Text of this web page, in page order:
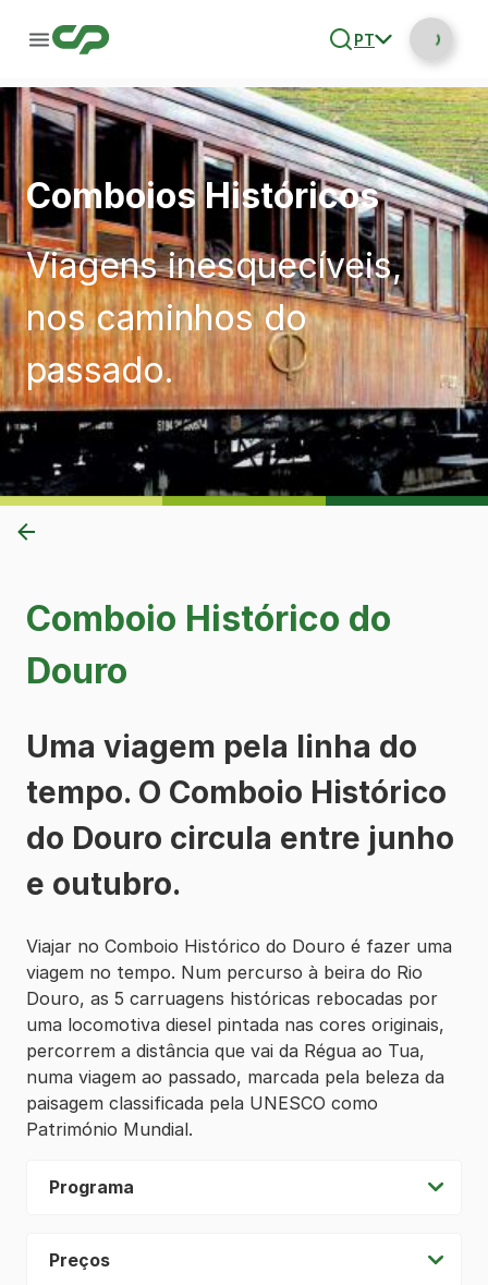
PT
Comboios Históricos
Viagens inesquecíveis,
nos caminhos do
passado.
Comboio Histórico do
Douro
Uma viagem pela linha do
tempo. O Comboio Histórico
do Douro circula entre junho
e outubro.
Viajar no Comboio Histórico do Douro é fazer uma
viagem no tempo. Num percurso à beira do Rio
Douro, as 5 carruagens históricas rebocadas por
uma locomotiva diesel pintada nas cores originais,
percorrem a distância que vai da Régua ao Tua,
numa viagem ao passado, marcada pela beleza da
paisagem classificada pela UNESCO como
Património Mundial.
Programa
Preços